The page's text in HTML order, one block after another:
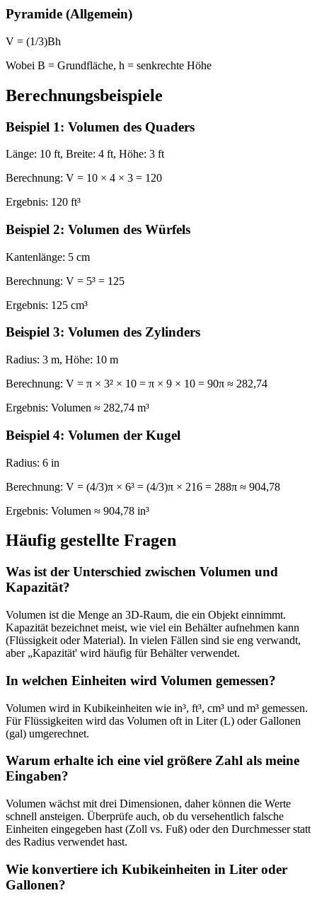
Pyramide (Allgemein)
V = (1/3)Bh
Wobei B = Grundfläche, h = senkrechte Höhe
Berechnungsbeispiele
Beispiel 1: Volumen des Quaders
Länge: 10 ft, Breite: 4 ft, Höhe: 3 ft
Berechnung: V = 10 × 4 × 3 = 120
Ergebnis: 120 ft³
Beispiel 2: Volumen des Würfels
Kantenlänge: 5 cm
Berechnung: V = 5³ = 125
Ergebnis: 125 cm³
Beispiel 3: Volumen des Zylinders
Radius: 3 m, Höhe: 10 m
Berechnung: V = π × 3² × 10 = π × 9 × 10 = 90π ≈ 282,74
Ergebnis: Volumen ≈ 282,74 m³
Beispiel 4: Volumen der Kugel
Radius: 6 in
Berechnung: V = (4/3)π × 6³ = (4/3)π × 216 = 288π ≈ 904,78
Ergebnis: Volumen ≈ 904,78 in³
Häufig gestellte Fragen
Was ist der Unterschied zwischen Volumen und
Kapazität?
Volumen ist die Menge an 3D-Raum, die ein Objekt einnimmt.
Kapazität bezeichnet meist, wie viel ein Behälter aufnehmen kann
(Flüssigkeit oder Material). In vielen Fällen sind sie eng verwandt,
aber „Kapazität' wird häufig für Behälter verwendet.
In welchen Einheiten wird Volumen gemessen?
Volumen wird in Kubikeinheiten wie in³, ft³, cm³ und m³ gemessen.
Für Flüssigkeiten wird das Volumen oft in Liter (L) oder Gallonen
(gal) umgerechnet.
Warum erhalte ich eine viel größere Zahl als meine
Eingaben?
Volumen wächst mit drei Dimensionen, daher können die Werte
schnell ansteigen. Überprüfe auch, ob du versehentlich falsche
Einheiten eingegeben hast (Zoll vs. Fuß) oder den Durchmesser statt
des Radius verwendet hast.
Wie konvertiere ich Kubikeinheiten in Liter oder
Gallonen?